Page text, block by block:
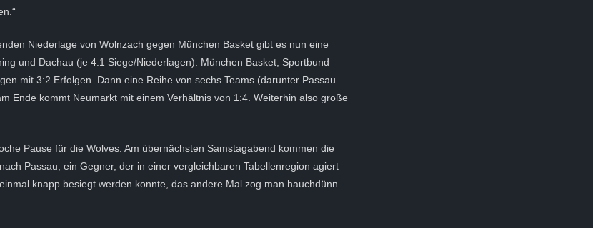
Niederlage von Wolnzach gegen München Basket gibt es nun eine
und Dachau (je 4:1 Siege/Niederlagen). München Basket, Sportbund
mit 3:2 Erfolgen. Dann eine Reihe von sechs Teams (darunter Passau
Ende kommt Neumarkt mit einem Verhältnis von 1:4. Weiterhin also große
Pause für die Wolves. Am übernächsten Samstagabend kommen die
Passau, ein Gegner, der in einer vergleichbaren Tabellenregion agiert
knapp besiegt werden konnte, das andere Mal zog man hauchdünn